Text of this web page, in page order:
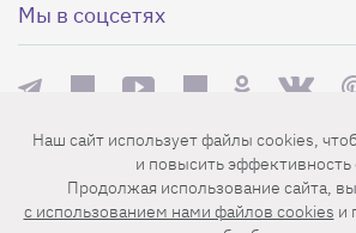
Мы в соцсетях
Еженедельная рассылка с
Наш сайт использует файлы cookies,
и повысить эффективность
Продолжая использование сайта, вы
c использованием нами файлов cookies и